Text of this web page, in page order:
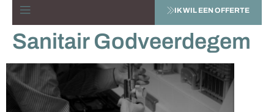
IK WIL EEN OFFERTE
Sanitair Godveerdegem